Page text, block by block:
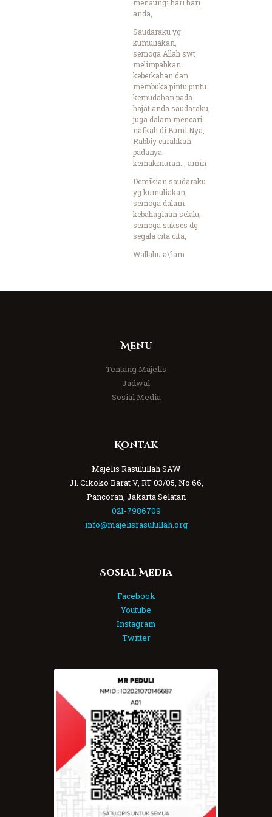
menaungi hari hari
anda,
Saudaraku yg
kumuliakan,
semoga Allah swt
melimpahkan
keberkahan dan
membuka pintu pintu
kemudahan pada
hajat anda saudaraku,
juga dalam mencari
nafkah di Bumi Nya,
Rabbiy curahkan
padanya
kemakmuran.., amin
Demikian saudaraku
yg kumuliakan,
semoga dalam
kebahagiaan selalu,
semoga sukses dg
segala cita cita,
Wallahu a\’lam
Menu
Tentang Majelis
Jadwal
Sosial Media
Kontak
Majelis Rasulullah SAW
Jl. Cikoko Barat V, RT 03/05, No 66,
Pancoran, Jakarta Selatan
021-7986709
info@majelisrasulullah.org
Sosial Media
Facebook
Youtube
Instagram
Twitter